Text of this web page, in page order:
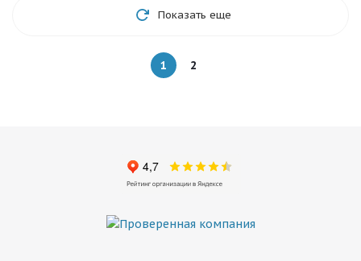
Показать еще
1 2